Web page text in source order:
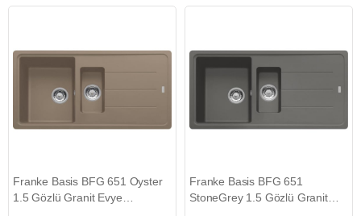
Franke Basis BFG 651 Oyster
1.5 Gözlü Granit Evye
Franke Basis BFG 651
StoneGrey 1.5 Gözlü Granit